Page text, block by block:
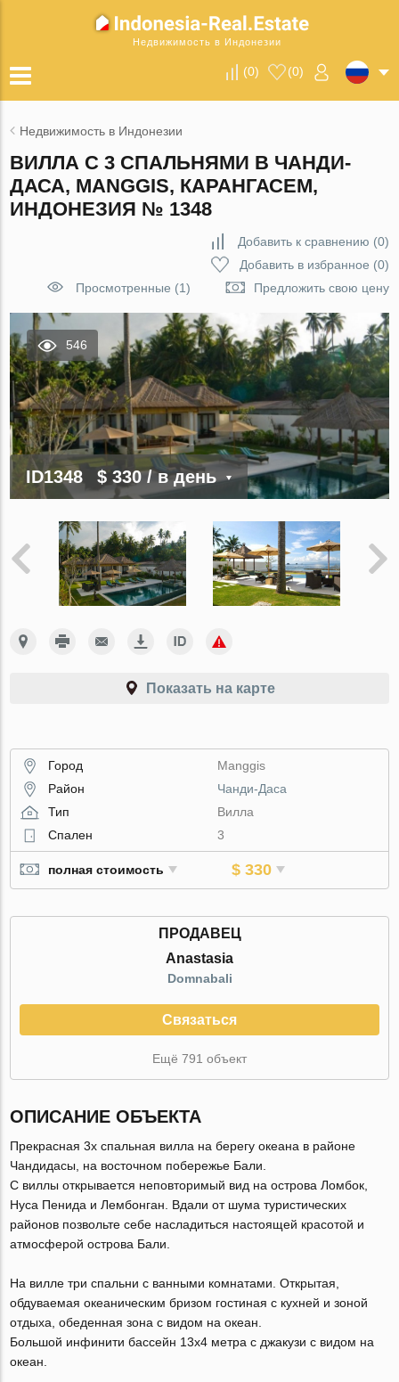
Недвижимость в Индонезии
(0) (0)
Недвижимость в Индонезии
ВИЛЛА С 3 СПАЛЬНЯМИ В ЧАНДИ-
ДАСА, MANGGIS, КАРАНГАСЕМ,
ИНДОНЕЗИЯ № 1348
Добавить к сравнению (0)
Добавить в избранное (0)
Просмотренные (1)
Предложить свою цену
546
ID1348 $ 330/ в день
Показать на карте
Город
Manggis
Район
Чанди-Даса
Тип
Вилла
Спален
3
полная стоимость $ 330
ПРОДАВЕЦ
Anastasia
Domnabali
Связаться
Ещё 791 объект
ОПИСАНИЕ ОБЪЕКТА
Прекрасная 3х спальная вилла на берегу океана в районе
Чандидасы, на восточном побережье Бали.
С виллы открывается неповторимый вид на острова Ломбок,
Нуса Пенида и Лембонган. Вдали от шума туристических
районов позвольте себе насладиться настоящей красотой и
атмосферой острова Бали.
На вилле три спальни с ванными комнатами. Открытая,
обдуваемая океаническим бризом гостиная с кухней и зоной
отдыха, обеденная зона с видом на океан.
Большой инфинити бассейн 13х4 метра с джакузи с видом на
океан.